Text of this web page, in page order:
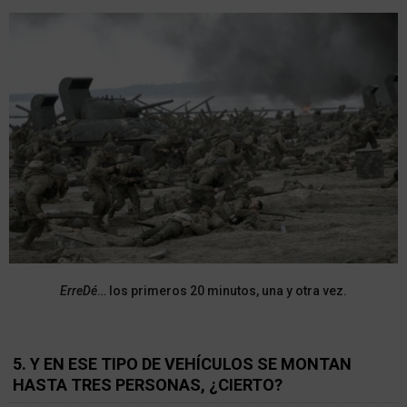
ErreDé… los primeros 20 minutos, una y otra vez.
5. Y EN ESE TIPO DE VEHÍCULOS SE MONTAN
HASTA TRES PERSONAS, ¿CIERTO?